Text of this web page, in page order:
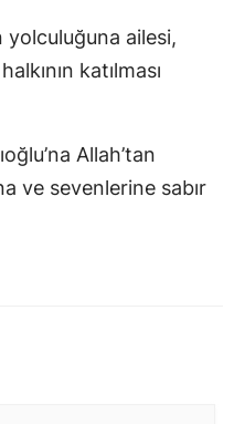
yolculuğuna ailesi,
katılması
Allah’tan
ve sevenlerine sabır